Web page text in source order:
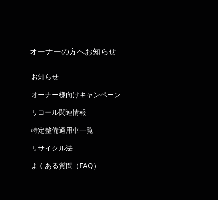
オーナーの方へお知らせ
お知らせ
オーナー様向けキャンペーン
リコール関連情報
特定整備適用車一覧
リサイクル法
よくある質問（FAQ）